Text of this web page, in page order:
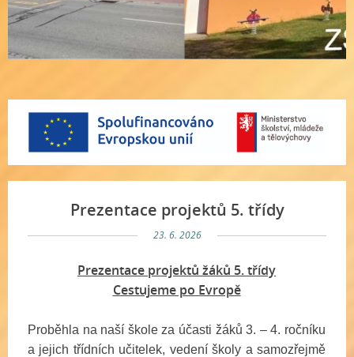
Prezentace projektů 5. třídy
23. 6. 2026
Prezentace projektů žáků 5. třídy
Cestujeme po Evropě
Proběhla na naší škole za účasti žáků 3. – 4. ročníku
a jejich třídních učitelek, vedení školy a samozřejmě